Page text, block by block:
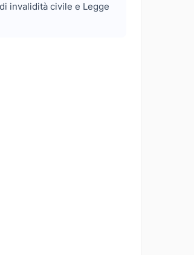
invalidità civile e Legge